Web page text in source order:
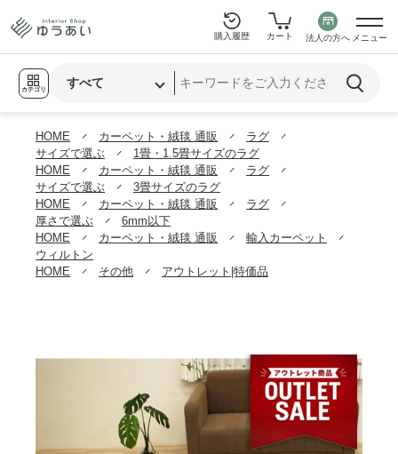
カテゴリ
購入履歴 カート 法人の方へ メニュー
HOME カーペット・絨毯 通販
ラグ
サイズで選ぶ
1畳・1.5畳サイズのラグ
HOME
カーペット・絨毯 通販
ラグ
サイズで選ぶ
3畳サイズのラグ
HOME
カーペット・絨毯 通販
ラグ
厚さで選ぶ
6mm以下
HOME
カーペット・絨毯 通販
輸入カーペット
ウィルトン
HOME
その他 アウトレット|特価品